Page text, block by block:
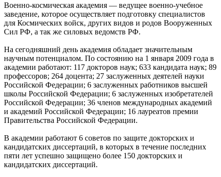
Военно-космическая академия — ведущее военно-учебное
заведение, которое осуществляет подготовку специалистов
для Космических войск, других видов и родов Вооруженных
Сил РФ, а так же силовых ведомств РФ.
На сегодняшний день академия обладает значительным
научным потенциалом. По состоянию на 1 января 2009 года в
академии работают: 117 докторов наук; 633 кандидата наук; 89
профессоров; 264 доцента; 27 заслуженных деятелей науки
Российской Федерации; 6 заслуженных работников высшей
школы Российской Федерации; 6 заслуженных изобретателей
Российской Федерации; 36 членов международных академий
и академий Российской Федерации; 16 лауреатов премии
Правительства Российской Федерации.
В академии работают 6 советов по защите докторских и
кандидатских диссертаций, в которых в течение последних
пяти лет успешно защищено более 150 докторских и
кандидатских диссертаций.